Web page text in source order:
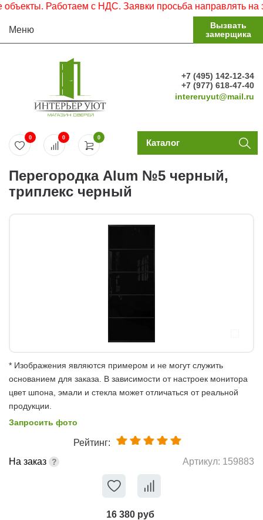
Работаем с НДС. Заявки просьба направлять на
Меню
Вызвать
замерщика
+7 (495) 142-12-34
+7 (977) 618-47-40
intereruyut@mail.ru
0
0 0 Каталог
Перегородка Alum №5 черный,
триплекс черный
* Изображения являются примером и не могут служить
основанием для заказа. В зависимости от настроек монитора
цвет шпона, эмали и стекла может отличаться от реальной
продукции.
Запросить фото
Рейтинг:
На заказ
Артикул: 159883
16 380 руб